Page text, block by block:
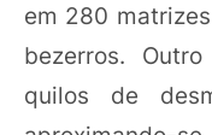
em 280
bezerros.
quilos de